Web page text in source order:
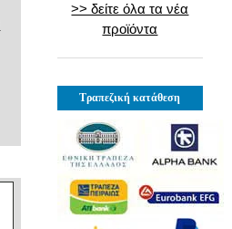
>> δείτε όλα τα νέα
προϊόντα
Τραπεζική κατάθεση